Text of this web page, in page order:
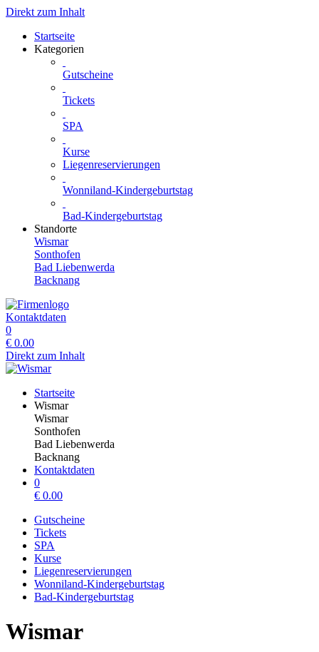
Direkt zum Inhalt
Startseite
Kategorien
Gutscheine
Tickets
SPA
Kurse
Liegenreservierungen
Wonniland-Kindergeburtstag
Bad-Kindergeburtstag
Standorte
Wismar
Sonthofen
Bad Liebenwerda
Backnang
Kontaktdaten
0
€ 0.00
Direkt zum Inhalt
Startseite
Wismar
Wismar
Sonthofen
Bad Liebenwerda
Backnang
Kontaktdaten
0
€ 0.00
Gutscheine
Tickets
SPA
Kurse
Liegenreservierungen
Wonniland-Kindergeburtstag
Bad-Kindergeburtstag
Wismar